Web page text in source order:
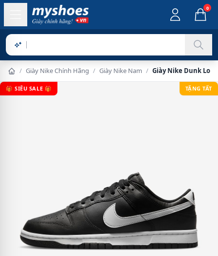
0
Sản phẩm
/ Giày Nike Chính Hãng / Giày Nike Nam / Giày Nike Dunk
🎁 SIÊU SALE 🎁 TẶNG TẤT